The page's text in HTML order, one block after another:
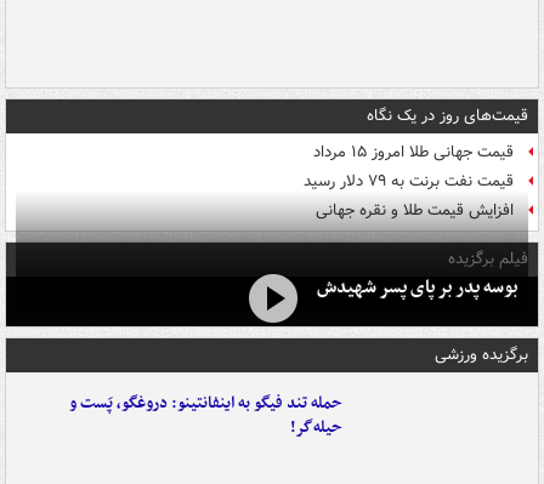
قیمت‌های روز در یک نگاه
قیمت جهانی طلا امروز ۱۵ مرداد
قیمت نفت برنت به ۷۹ دلار رسید
افزایش قیمت طلا و نقره جهانی
فیلم برگزیده
بوسه‌ پدر بر پای پسر شهیدش
برگزیده ورزشی
حمله تند فیگو به اینفانتینو: دروغگو، پَست‌ و
حیله‌گر!